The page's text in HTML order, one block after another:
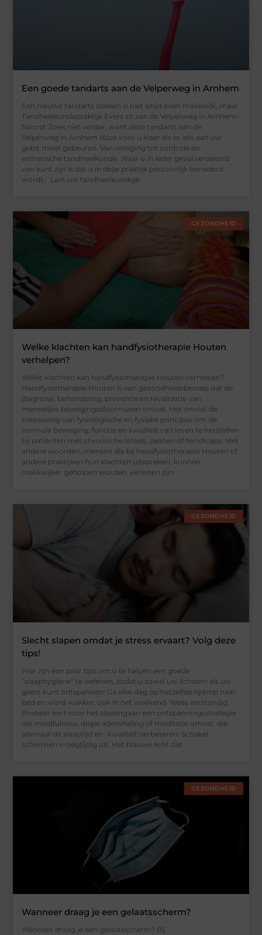
Een goede tandarts aan de Velperweg in Arnhem
Een nieuwe tandarts zoeken is niet altijd even makkelijk, maar
Tandheelkundepraktijk Evers zit aan de Velperweg in Arnhem-
Noord. Zoek niet verder, want deze tandarts aan de
Velperweg in Arnhem staat voor u klaar als er iets aan uw
gebit moet gebeuren. Van reiniging tot controle en
esthetische tandheelkunde. Waar u in ieder geval verzekerd
van kunt zijn is dat u in deze praktijk persoonlijk benaderd
wordt. Laat uw tandheelkundige
GEZONDHEID
Welke klachten kan handfysiotherapie Houten
verhelpen?
Welke klachten kan handfysiotherapie Houten verhelpen?
Handfysiotherapie Houten is een gezondheidsberoep dat de
diagnose, behandeling, preventie en revalidatie van
menselijke bewegingsstoornissen omvat. Het omvat de
toepassing van fysiologische en fysieke principes om de
normale beweging, functie en kwaliteit van leven te herstellen
bij patiënten met chronische letsels, ziekten of handicaps. Met
andere woorden, mensen die bij handfysiotherapie Houten of
andere praktijken hun klachten uitspreken, kunnen
makkelijker geholpen worden. verlenen zijn
GEZONDHEID
Slecht slapen omdat je stress ervaart? Volg deze
tips!
Hier zijn een paar tips om u te helpen een goede
“slaaphygiëne” te oefenen, zodat u zowel uw lichaam als uw
geest kunt ontspannen: Ga elke dag op hetzelfde tijdstip naar
bed en word wakker, ook in het weekend. Wees verstandig.
Probeer kort voor het slapengaan een ontspanningsstrategie
die mindfulness, diepe ademhaling of meditatie omvat, die
allemaal de slaaptijd en -kwaliteit verbeteren. Schakel
schermen vroegtijdig uit. Het blauwe licht dat
GEZONDHEID
Wanneer draag je een gelaatsscherm?
Wanneer draag je een gelaatsscherm? Bij